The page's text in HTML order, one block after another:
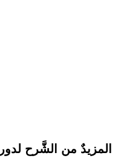
المزيدٌ من الشَّرح